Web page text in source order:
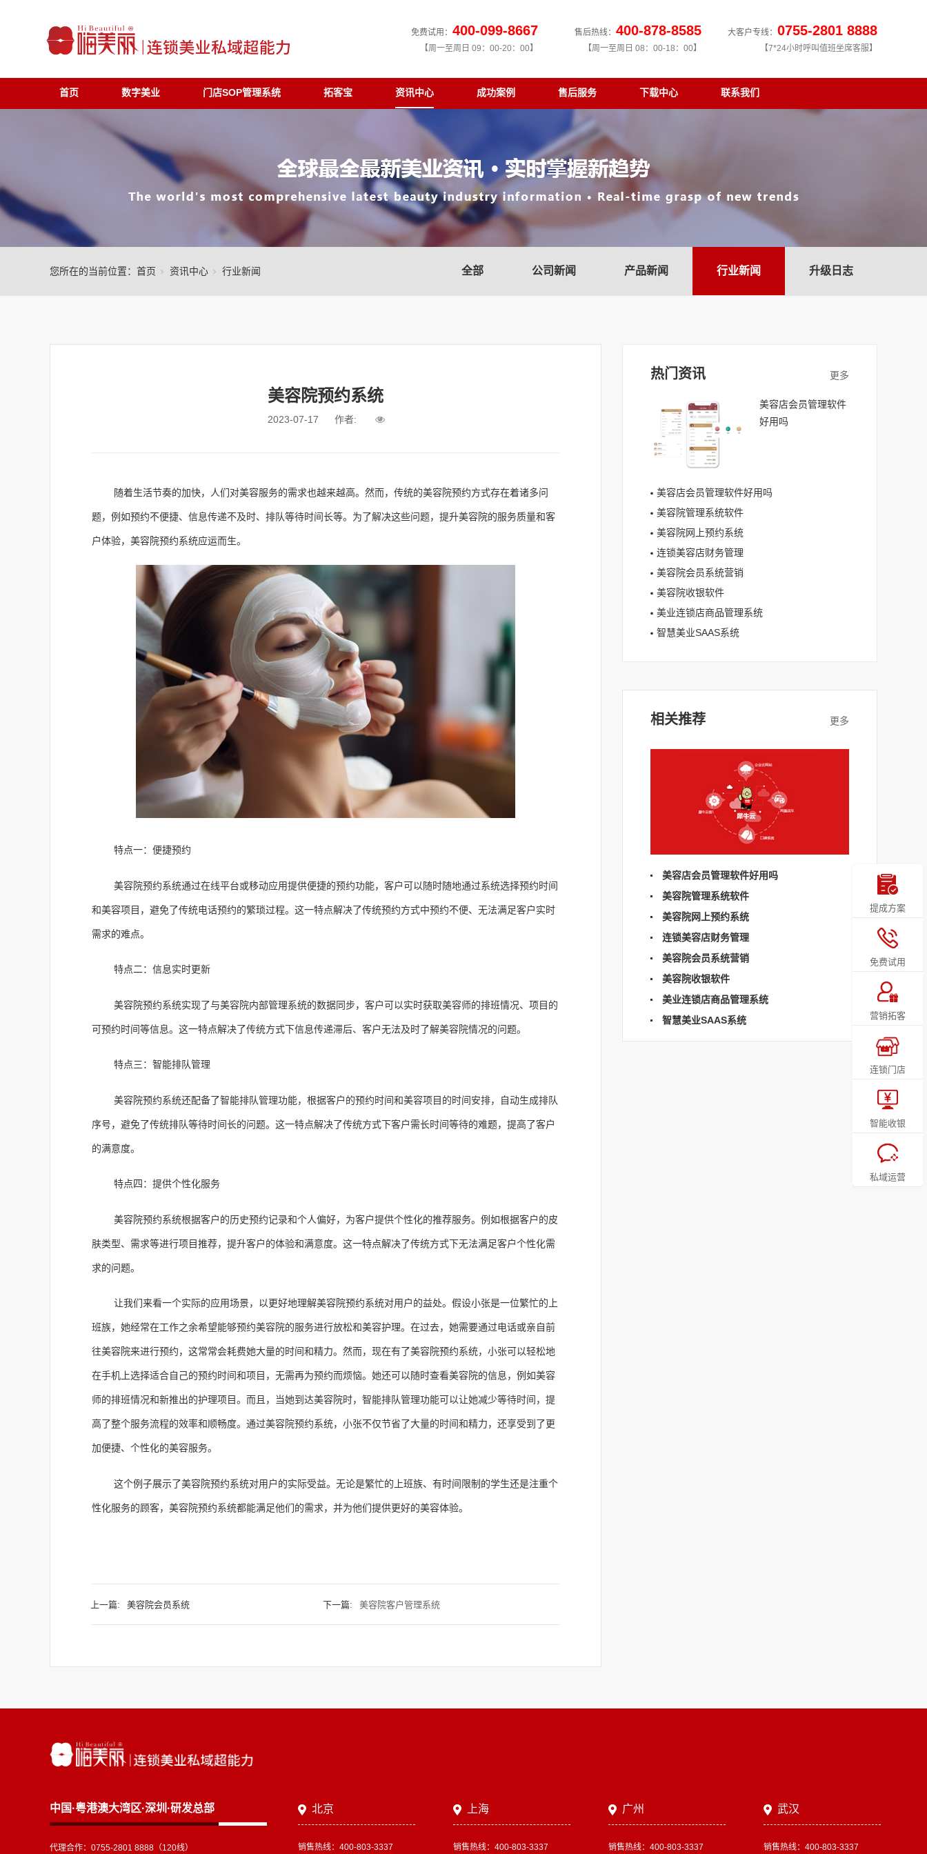
大客户专线： 0755-2801 8888
【7*24小时呼叫值班坐席客服】
售后热线： 400-878-8585
【周一至周日 08：00-18：00】
免费试用： 400-099-8667
【周一至周日 09：00-20：00】
首页 数字美业 门店SOP管理系统 拓客宝 资讯中心 成功案例 售后服务 下载中心 联系我们
全部 公司新闻 产品新闻 行业新闻 升级日志
您所在的当前位置： 首页 资讯中心 行业新闻
美容院预约系统
2023-07-17 作者:
随着生活节奏的加快，人们对美容服务的需求也越来越高。然而，传统的美容院预约方式存在着诸多问
题，例如预约不便捷、信息传递不及时、排队等待时间长等。为了解决这些问题，提升美容院的服务质量和客
户体验， 美容院预约系统应运而生。
特点一：便捷预约
美容院预约系统通过在线平台或移动应用提供便捷的预约功能，客户可以随时随地通过系统选择预约时间
和美容项目，避免了传统电话预约的繁琐过程。这一特点解决了传统预约方式中预约不便、无法满足客户实时
需求的难点。
特点二：信息实时更新
美容院预约系统实现了与美容院内部管理系统的数据同步，客户可以实时获取美容师的排班情况、项目的
可预约时间等信息。这一特点解决了传统方式下信息传递滞后、客户无法及时了解美容院情况的问题。
特点三：智能排队管理
美容院预约系统还配备了智能排队管理功能，根据客户的预约时间和美容项目的时间安排，自动生成排队
序号，避免了传统排队等待时间长的问题。这一特点解决了传统方式下客户需长时间等待的难题，提高了客户
的满意度。
特点四：提供个性化服务
美容院预约系统根据客户的历史预约记录和个人偏好，为客户提供个性化的推荐服务。例如根据客户的皮
肤类型、需求等进行项目推荐，提升客户的体验和满意度。这一特点解决了传统方式下无法满足客户个性化需
求的问题。
让我们来看一个实际的应用场景，以更好地理解美容院预约系统对用户的益处。假设小张是一位繁忙的上
班族，她经常在工作之余希望能够预约美容院的服务进行放松和美容护理。在过去，她需要通过电话或亲自前
往美容院来进行预约，这常常会耗费她大量的时间和精力。然而，现在有了美容院预约系统，小张可以轻松地
在手机上选择适合自己的预约时间和项目，无需再为预约而烦恼。她还可以随时查看美容院的信息，例如美容
师的排班情况和新推出的护理项目。而且，当她到达美容院时，智能排队管理功能可以让她减少等待时间，提
高了整个服务流程的效率和顺畅度。通过美容院预约系统，小张不仅节省了大量的时间和精力，还享受到了更
加便捷、个性化的美容服务。
这个例子展示了美容院预约系统对用户的实际受益。无论是繁忙的上班族、有时间限制的学生还是注重个
性化服务的顾客，美容院预约系统都能满足他们的需求，并为他们提供更好的美容体验。
上一篇: 美容院会员系统 下一篇: 美容院客户管理系统
热门资讯
美容店会员管理软件
好用吗
美容店会员管理软件好用吗
美容院管理系统软件
美容院网上预约系统
连锁美容店财务管理
美容院会员系统营销
美容院收银软件
美业连锁店商品管理系统
智慧美业SAAS系统
相关推荐
美容店会员管理软件好用吗
美容院管理系统软件
美容院网上预约系统
连锁美容店财务管理
美容院会员系统营销
美容院收银软件
美业连锁店商品管理系统
智慧美业SAAS系统
中国·粤港澳大湾区·深圳·研发总部
代理合作：0755-2801 8888（120线）
北京
销售热线：400-803-3337
上海
销售热线：400-803-3337
广州
销售热线：400-803-3337
武汉
销售热线：400-803-3337
提成方案
免费试用
营销拓客
连锁门店
智能收银
私域运营